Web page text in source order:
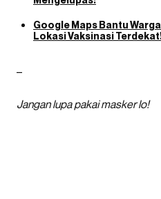
Google Maps Bantu
Lokasi Vaksinasi
–
Jangan lupa pakai masker lo!